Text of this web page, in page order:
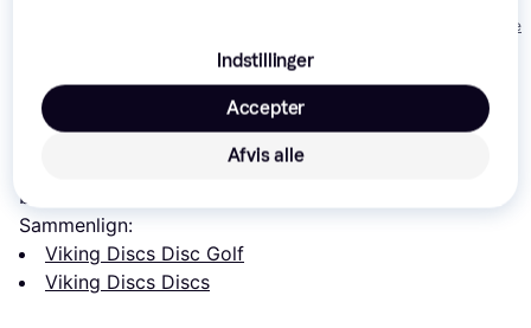
Eller 3
Læs om produktet
Laveste pris for Viking Discs VD Tournament 8-Disc
Det er den bedste pris lige nu blandt
butikker.
Sammenlign:
Viking Discs Disc Golf
Viking Discs Discs
Indstillinger
Afvis alle
Accepter